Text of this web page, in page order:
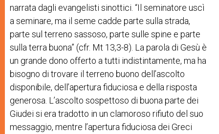
narrata dagli evangelisti sinottici. “Il seminatore uscì
a seminare, ma il seme cadde parte sulla strada,
parte sul terreno sassoso, parte sulle spine e parte
sulla terra buona” (cfr. Mt 13,3-8). La parola di Gesù è
un grande dono offerto a tutti indistintamente, ma ha
bisogno di trovare il terreno buono dell’ascolto
disponibile, dell’apertura fiduciosa e della risposta
generosa. L’ascolto sospettoso di buona parte dei
Giudei si era tradotto in un clamoroso rifiuto del suo
messaggio, mentre l’apertura fiduciosa dei Greci